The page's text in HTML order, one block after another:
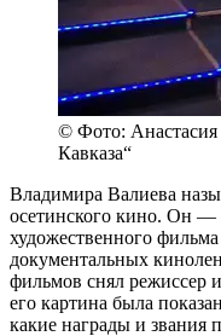
© Фото: Анастасия
Кавказа“
Владимира Валиева
осетинского кино. Он —
художественного
документальных
фильмов снял режиссер
его картина была
какие награды и звания